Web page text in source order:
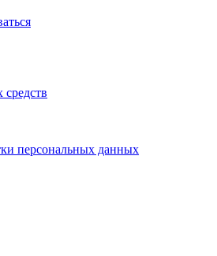
персональных данных